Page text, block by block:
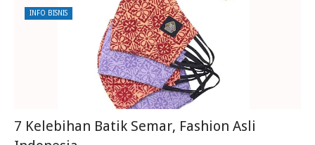
INFO BISNIS
7 Kelebihan Batik Semar, Fashion Asli